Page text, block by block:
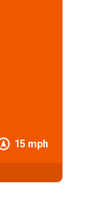
15 mph